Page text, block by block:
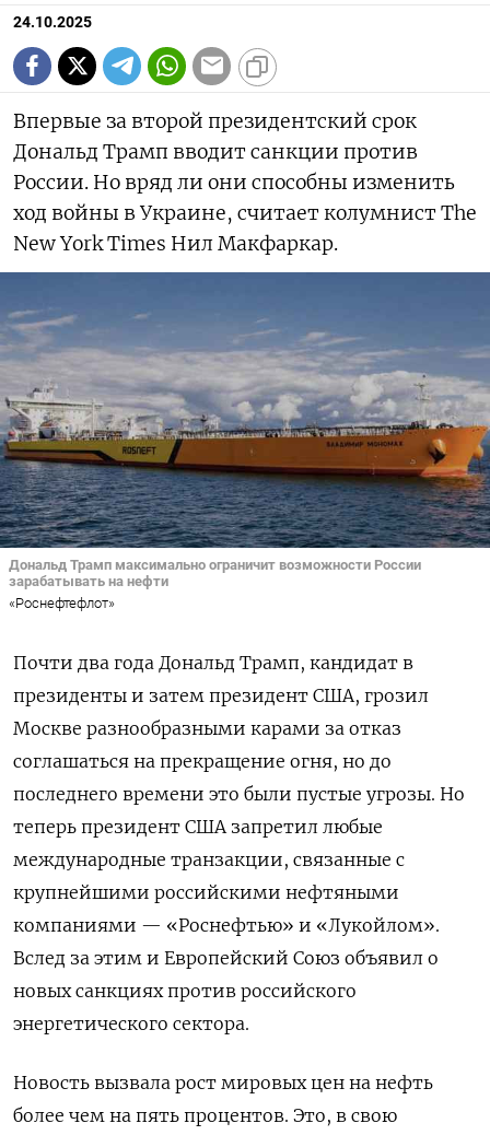
24.10.2025
Впервые за второй президентский срок
Дональд Трамп вводит санкции против
России. Но вряд ли они способны изменить
ход войны в Украине, считает колумнист The
New York Times Нил Макфаркар.
Дональд Трамп максимально ограничит возможности России
зарабатывать на нефти
«Роснефтефлот»
Почти два года Дональд Трамп, кандидат в
президенты и затем президент США, грозил
Москве разнообразными карами за отказ
соглашаться на прекращение огня, но до
последнего времени это были пустые угрозы. Но
теперь президент США запретил любые
международные транзакции, связанные с
крупнейшими российскими нефтяными
компаниями — «Роснефтью» и «Лукойлом».
Вслед за этим и Европейский Союз объявил о
новых санкциях против российского
энергетического сектора.
Новость вызвала рост мировых цен на нефть
более чем на пять процентов. Это, в свою